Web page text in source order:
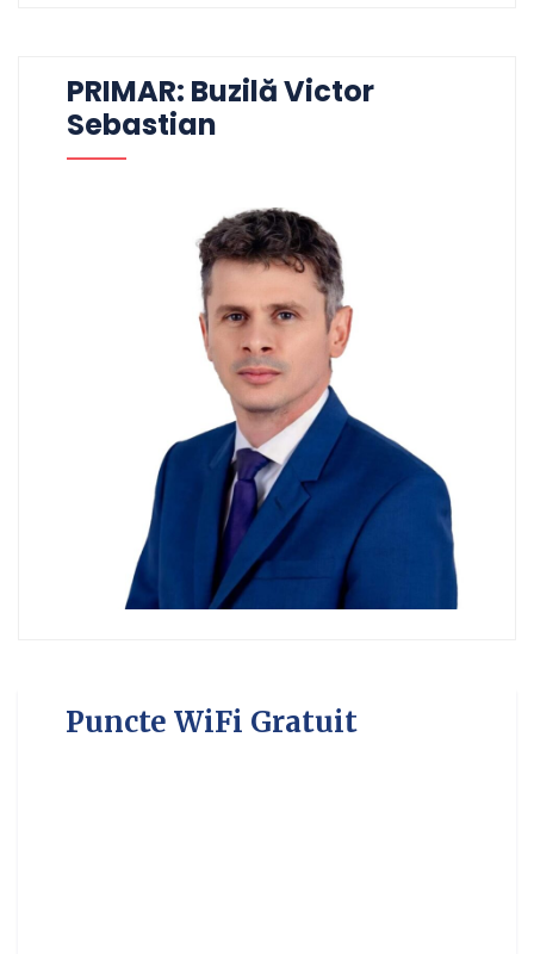
PRIMAR: Buzilă Victor
Sebastian
Puncte WiFi Gratuit